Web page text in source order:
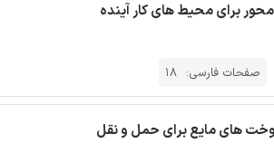
برای محیط های کار آینده
صفحات فارسی: 18
های مایع برای حمل و نقل